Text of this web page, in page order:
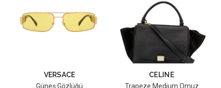
VERSACE
Güneş Gözlüğü
CELINE
Trapeze Medium Omuz